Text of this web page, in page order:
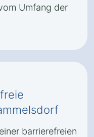
Umfang der
barrierefreien